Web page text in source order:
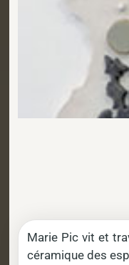
Marie Pic vit et
céramique des